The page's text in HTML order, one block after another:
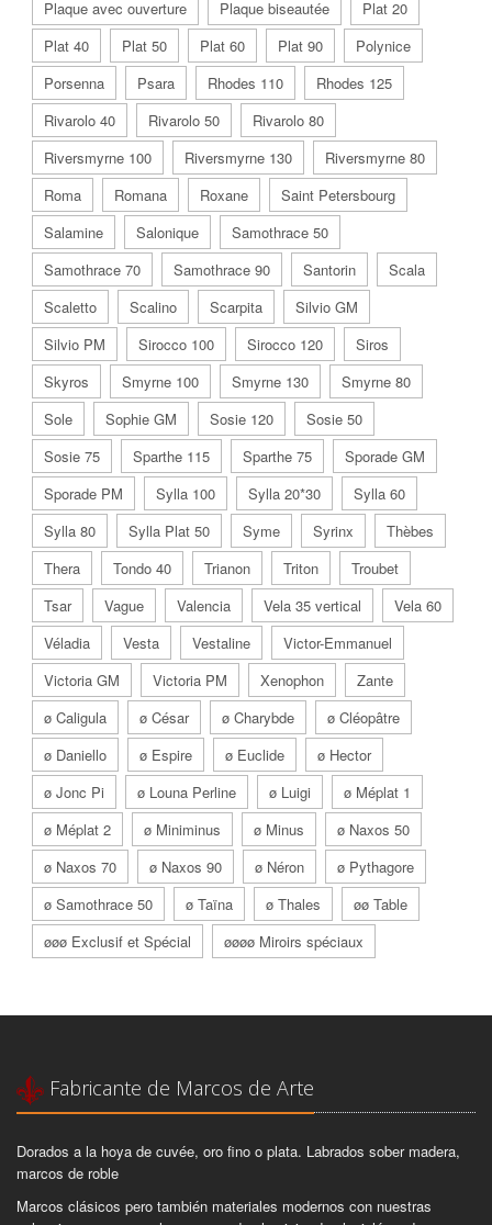
Plaque avec ouverture
Plaque biseautée
Plat 20
Plat 40
Plat 50 Plat 60 Plat 90
Polynice
Porsenna
Psara Rhodes 110
Rhodes 125
Rivarolo 40
Rivarolo 50
Rivarolo 80
Riversmyrne 100
Riversmyrne 130
Riversmyrne 80
Roma
Romana Roxane
Saint Petersbourg
Salamine
Salonique
Samothrace 50
Samothrace 70
Samothrace 90 Santorin
Scala
Scaletto
Scalino Scarpita
Silvio GM
Silvio PM
Sirocco 100 Sirocco 120
Siros
Skyros
Smyrne 100 Smyrne 130
Smyrne 80
Sole
Sophie GM Sosie 120
Sosie 50
Sosie 75
Sparthe 115 Sparthe 75
Sporade GM
Sporade PM
Sylla 100 Sylla 20*30
Sylla 60
Sylla 80
Sylla Plat 50 Syme Syrinx
Thèbes
Thera
Tondo 40 Trianon Triton
Troubet
Tsar
Vague Valencia Vela 35 vertical
Vela 60
Véladia
Vesta Vestaline
Victor-Emmanuel
Victoria GM
Victoria PM Xenophon
Zante
ø Caligula
ø César ø Charybde
ø Cléopâtre
ø Daniello
ø Espire ø Euclide
ø Hector
ø Jonc Pi
ø Louna Perline ø Luigi
ø Méplat 1
ø Méplat 2
ø Miniminus ø Minus
ø Naxos 50
ø Naxos 70
ø Naxos 90 ø Néron
ø Pythagore
ø Samothrace 50
ø Taïna ø Thales
øø Table
øøø Exclusif et Spécial
øøøø Miroirs spéciaux
Fabricante de Marcos de Arte
Dorados a la hoya de cuvée, oro fino o plata. Labrados sober madera,
marcos de roble
Marcos clásicos pero también materiales modernos con nuestras